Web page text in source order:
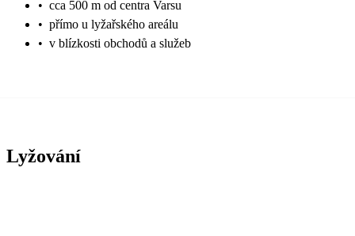
• cca 500 m od centra Varsu
• přímo u lyžařského areálu
• v blízkosti obchodů a služeb
Lyžování